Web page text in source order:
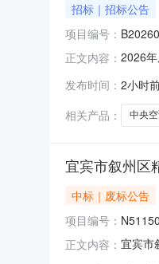
招标｜招标公告
项目编号：
正文内容： 2026
公司。
司莘县
发布时间： 2小时
相关产品：
中央空
宜宾市叙州区
中标｜废标公告
项目编号：
正文内容： 宜宾市